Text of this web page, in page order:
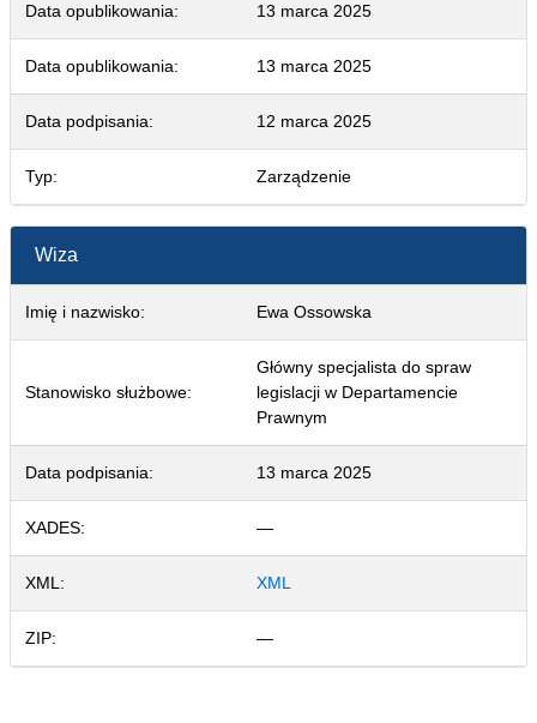
Data opublikowania: 13 marca 2025
Data opublikowania: 13 marca 2025
Data podpisania: 12 marca 2025
Typ: Zarządzenie
Wiza
Imię i nazwisko: Ewa Ossowska
Stanowisko służbowe:
Główny specjalista do spraw
legislacji w Departamencie
Prawnym
Data podpisania: 13 marca 2025
XADES: —
XML: XML
ZIP: —